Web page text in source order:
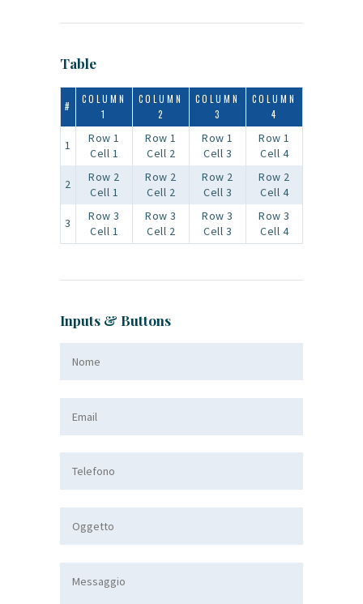
Table
#
COLUMN
1
COLUMN
2
COLUMN
3
COLUMN
4
1
Row 1
Cell 1
Row 1
Cell 2
Row 1
Cell 3
Row 1
Cell 4
2
Row 2
Cell 1
Row 2
Cell 2
Row 2
Cell 3
Row 2
Cell 4
3
Row 3
Cell 1
Row 3
Cell 2
Row 3
Cell 3
Row 3
Cell 4
Inputs & Buttons